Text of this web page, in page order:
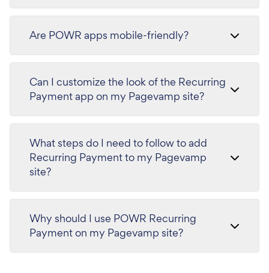
Are POWR apps mobile-friendly?
Can I customize the look of the Recurring
Payment app on my Pagevamp site?
What steps do I need to follow to add
Recurring Payment to my Pagevamp
site?
Why should I use POWR Recurring
Payment on my Pagevamp site?